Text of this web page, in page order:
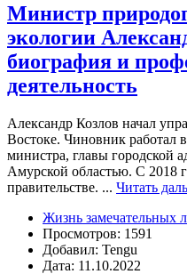
Министр
экологии
биография и
деятельность
Александр Козлов начал
Востоке. Чиновник работал
министра, главы городской
Амурской областью. С 2018
правительстве. ... Читать
Жизнь замечательных
Просмотров: 1591
Добавил: Tengu
Дата: 11.10.2022